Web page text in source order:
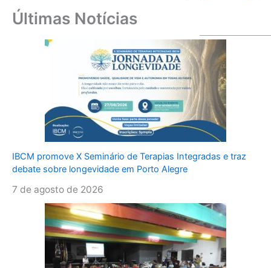
Últimas Notícias
IBCM promove X Seminário de Terapias Integradas e traz
debate sobre longevidade em Porto Alegre
7 de agosto de 2026